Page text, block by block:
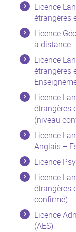
Licence
étrangères
Licence
à distance
Licence
étrangères
Licence
étrangères
(niveau
Licence
Anglais +
Licence
Licence
étrangères
confirmé)
Licence
(AES)